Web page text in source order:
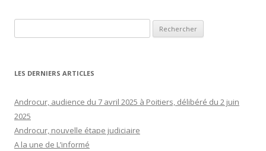
LES DERNIERS ARTICLES
Androcur, audience du 7 avril 2025 à Poitiers, délibéré du 2 juin
2025
Androcur, nouvelle étape judiciaire
A la une de L’informé